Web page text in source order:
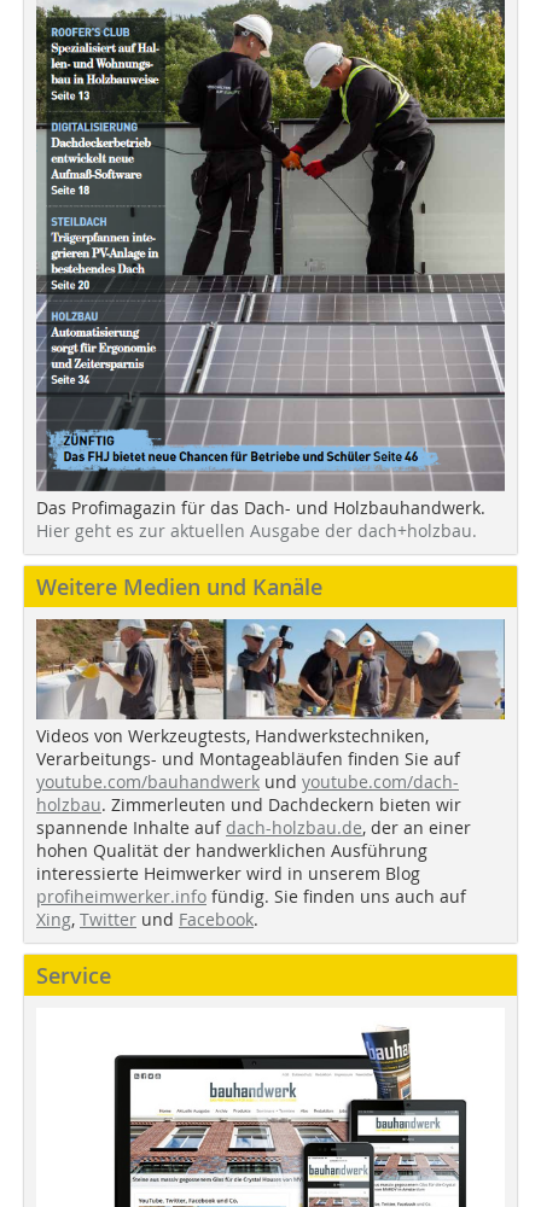
Das Profimagazin für das Dach- und Holzbauhandwerk.
Hier geht es zur aktuellen Ausgabe der dach+holzbau.
Weitere Medien und Kanäle
Videos von Werkzeugtests, Handwerkstechniken,
Verarbeitungs- und Montageabläufen finden Sie auf
youtube.com/bauhandwerk und youtube.com/dach-
holzbau. Zimmerleuten und Dachdeckern bieten wir
spannende Inhalte auf dach-holzbau.de, der an einer
hohen Qualität der handwerklichen Ausführung
interessierte Heimwerker wird in unserem Blog
profiheimwerker.info fündig. Sie finden uns auch auf
Xing, Twitter und Facebook.
Service